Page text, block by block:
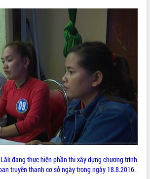
dân
nội dung
Minh
có công với
thiết chế
yêu cầu
Lắk gặp
TP. Hồ Chí
cốt liệt sĩ
Hòa
khăn trong
khai quy
đang thực hiện phần thi xây dựng chương trình
truyền thanh cơ sở ngày trong ngày 18.8.2016.